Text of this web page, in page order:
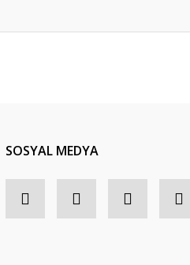
SOSYAL MEDYA